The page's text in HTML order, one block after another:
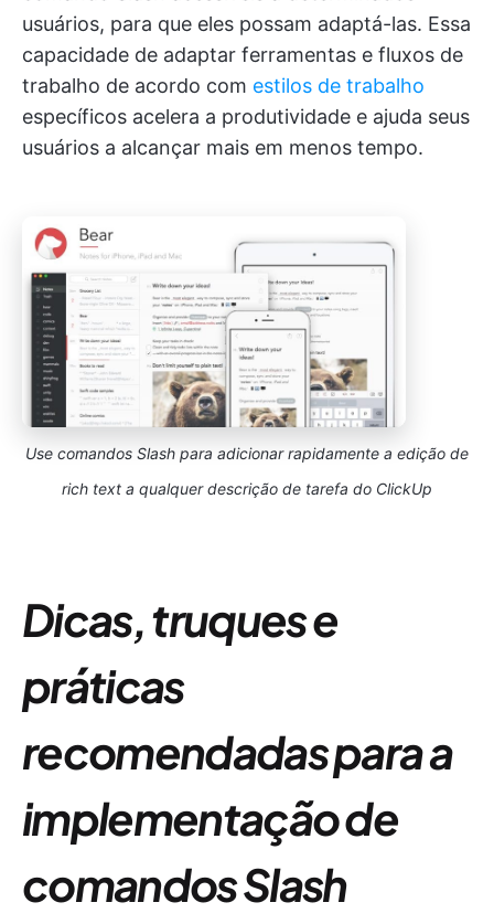
usuários, para que eles possam adaptá-las. Essa
capacidade de adaptar ferramentas e fluxos de
trabalho de acordo com estilos de trabalho
específicos acelera a produtividade e ajuda seus
usuários a alcançar mais em menos tempo.
Use comandos Slash para adicionar rapidamente a edição de
rich text a qualquer descrição de tarefa do ClickUp
Dicas, truques e
práticas
recomendadas para a
implementação de
comandos Slash